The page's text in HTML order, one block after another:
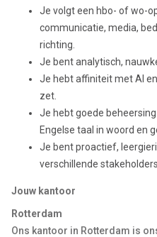
Je volgt een hbo- of wo-
communicatie, media,
richting.
Je bent analytisch,
Je hebt affiniteit met AI
zet.
Je hebt goede
Engelse taal in woord en
Je bent proactief,
verschillende stakeholders.
Jouw kantoor
Rotterdam
Ons kantoor in Rotterdam is